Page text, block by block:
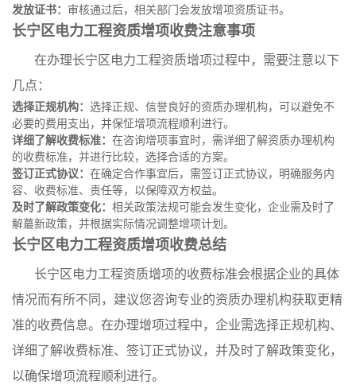
发放证书： 审核通过后，相关部门会发放增项资质证书。
长宁区电力工程资质增项收费注意事项
在办理长宁区电力工程资质增项过程中，需要注意以下
几点：
选择正规机构： 选择正规、信誉良好的资质办理机构，可以避免不
必要的费用支出，并保怔增项流程顺利进行。
详细了解收费标准： 在咨询增项事宜时，需详细了解资质办理机构
的收费标准，并进行比较，选择合适的方案。
签订正式协议： 在确定合作事宜后，需签订正式协议，明确服务内
容、收费标准、责任等，以保障双方权益。
及时了解政策变化： 相关政策法规可能会发生变化，企业需及时了
解蕞新政策，并根据实际情况调整增项计划。
长宁区电力工程资质增项收费总结
长宁区电力工程资质增项的收费标准会根据企业的具体
情况而有所不同，建议您咨询专业的资质办理机构获取更精
准的收费信息。在办理增项过程中，企业需选择正规机构、
详细了解收费标准、签订正式协议，并及时了解政策变化，
以确保增项流程顺利进行。